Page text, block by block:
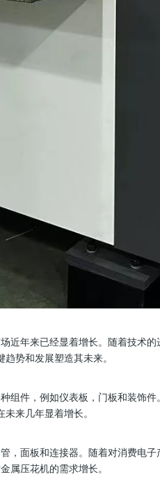
年来已经显着增长。随着技术
势和发展塑造其未来。
件，例如仪表板，门板和装饰
来几年显着增长。
面板和连接器。随着对消费电
属压花机的需求增长。